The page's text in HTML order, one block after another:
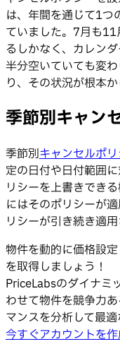
は、年間を通じて1つ
ていました。7月も
るしかなく、カレン
半分空いていても変
り、その状況が根本か
季節別キャン
季節別キャンセルポ
定の日付や日付範囲
リシーを上書きでき
にはそのポリシーが
リシーが引き続き適用
物件を動的に価格設
を取得しましょう！
PriceLabsのダイナミ
わせて物件を競争力
マンスを分析して最適
今すぐアカウントを